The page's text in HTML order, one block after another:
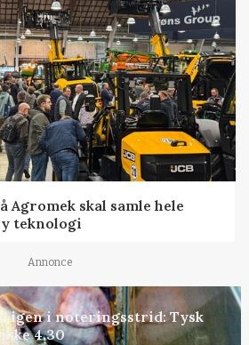
Agromek skal samle hele
teknologi
Annonce
igen i noteringsstrid: Tysk
4,30